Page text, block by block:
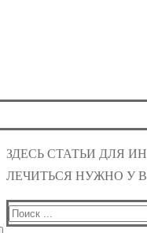
ЗДЕСЬ СТАТЬИ ДЛЯ
ЛЕЧИТЬСЯ НУЖНО У
Найти: